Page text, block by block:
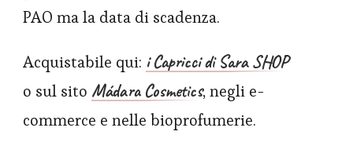
PAO ma la data di scadenza.
Acquistabile qui: i Capricci di Sara SHOP
o sul sito Mádara Cosmetics, negli e-
commerce e nelle bioprofumerie.